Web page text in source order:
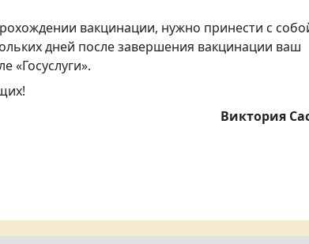
вакцинации, нужно принести с
дней после завершения вакцинации ваш
«Госуслуги».
Виктория